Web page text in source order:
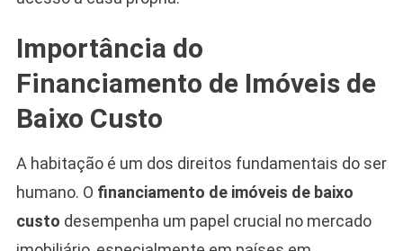
Importância do
Financiamento de Imóveis de
Baixo Custo
A habitação é um dos direitos fundamentais do ser
humano. O financiamento de imóveis de baixo
custo desempenha um papel crucial no mercado